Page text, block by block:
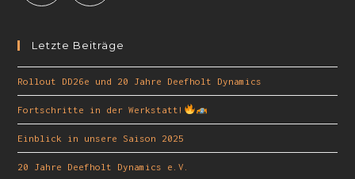
Letzte Beiträge
Rollout DD26e und 20 Jahre Deefholt Dynamics
Fortschritte in der Werkstatt!
Einblick in unsere Saison 2025
20 Jahre Deefholt Dynamics e.V.